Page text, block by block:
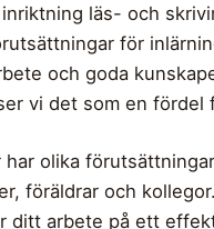
läs- och
för
och goda
vi det som en fördel
olika
föräldrar och
ditt arbete på ett